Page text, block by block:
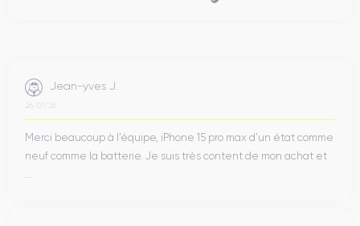
Jean-yves J.
26/07/26
Merci beaucoup à l’équipe, iPhone 15 pro max d’un état comme
neuf comme la batterie. Je suis très content de mon achat et